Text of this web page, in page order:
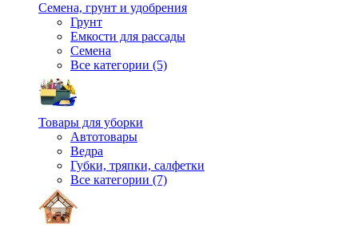
Семена, грунт и удобрения
Грунт
Емкости для рассады
Семена
Все категории (5)
Товары для уборки
Автотовары
Ведра
Губки, тряпки, салфетки
Все категории (7)